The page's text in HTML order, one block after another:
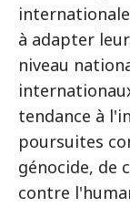
à adapter
niveau
tendance à
poursuites
génocide, de
contre